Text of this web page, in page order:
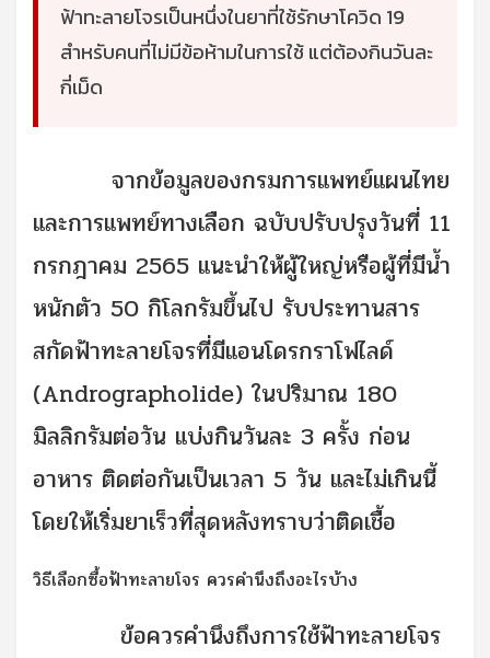
ฟ้าทะลายโจรเป็นหนึ่งในยาที่ใช้รักษาโควิด 19
สำหรับคนที่ไม่มีข้อห้ามในการใช้ แต่ต้องกินวันละ
กี่เม็ด
จากข้อมูลของกรมการแพทย์แผนไทย
และการแพทย์ทางเลือก ฉบับปรับปรุงวันที่ 11
กรกฎาคม 2565 แนะนำให้ผู้ใหญ่หรือผู้ที่มีน้ำ
หนักตัว 50 กิโลกรัมขึ้นไป รับประทานสาร
สกัดฟ้าทะลายโจรที่มีแอนโดรกราโฟไลด์
(Andrographolide) ในปริมาณ 180
มิลลิกรัมต่อวัน แบ่งกินวันละ 3 ครั้ง ก่อน
อาหาร ติดต่อกันเป็นเวลา 5 วัน และไม่เกินนี้
โดยให้เริ่มยาเร็วที่สุดหลังทราบว่าติดเชื้อ
วิธีเลือกซื้อฟ้าทะลายโจร ควรคำนึงถึงอะไรบ้าง
ข้อควรคำนึงถึงการใช้ฟ้าทะลายโจร